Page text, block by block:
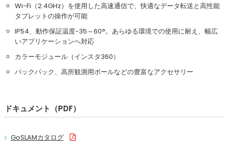
Wi-Fi（2.4GHz）を使用した高速通信で、快適なデータ転送と高性能
タブレットの操作が可能
IP54、動作保証温度-35～60°。あらゆる環境での使用に耐え、幅広
いアプリケーションへ対応
カラーモジュール（インスタ360）
バックパック、高所観測用ポールなどの豊富なアクセサリー
ドキュメント（PDF）
GoSLAMカタログ